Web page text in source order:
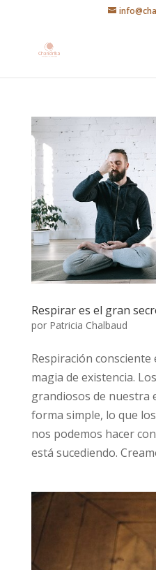
Respirar es el gran
por Patricia Chalbaud
Respiración
magia de existencia.
grandiosos de nuestra
forma simple, lo que
nos podemos hacer
está sucediendo.